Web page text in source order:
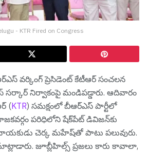
- KTR Fired on Congress
వ‌ర్కింగ్ ప్రెసిడెంట్ కేటీఆర్ సంచ‌ల‌న
స‌ర్కార్ నిర్వాకంపై మండిప‌డ్డారు. ఆదివారం
(KTR) సమక్షంలో బీఆర్‌ఎస్ పార్టీలో
ప‌రిధిలోని షేక్‌పేట్ డివిజన్‌కు
చెర్క మహేష్‌తో పాటు ప‌లువురు.
జూబ్లీహిల్స్ ప్రజలు కారు కావాలా,